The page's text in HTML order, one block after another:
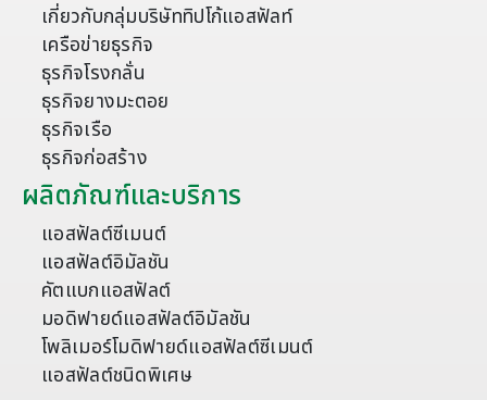
เกี่ยวกับกลุ่มบริษัททิปโก้แอสฟัลท์
เครือข่ายธุรกิจ
ธุรกิจโรงกลั่น
ธุรกิจยางมะตอย
ธุรกิจเรือ
ธุรกิจก่อสร้าง
ผลิตภัณฑ์และบริการ
แอสฟัลต์ซีเมนต์
แอสฟัลต์อิมัลชัน
คัตแบกแอสฟัลต์
มอดิฟายด์แอสฟัลต์อิมัลชัน
โพลิเมอร์โมดิฟายด์แอสฟัลต์ซีเมนต์
แอสฟัลต์ชนิดพิเศษ